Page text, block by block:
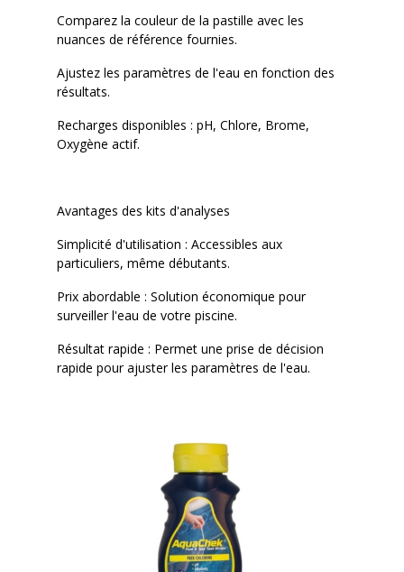
Comparez la couleur de la pastille avec les
nuances de référence fournies.
Ajustez les paramètres de l'eau en fonction des
résultats.
Recharges disponibles : pH, Chlore, Brome,
Oxygène actif.
Avantages des kits d'analyses
Simplicité d'utilisation : Accessibles aux
particuliers, même débutants.
Prix abordable : Solution économique pour
surveiller l'eau de votre piscine.
Résultat rapide : Permet une prise de décision
rapide pour ajuster les paramètres de l'eau.